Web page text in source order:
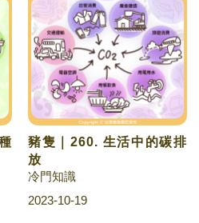
豬隻｜260. 生活中的碳排
放
冷門知識
2023-10-19